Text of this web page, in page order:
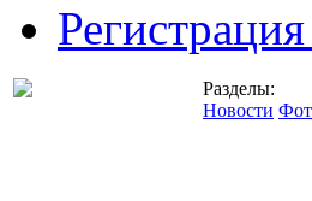
Разделы:
Новости